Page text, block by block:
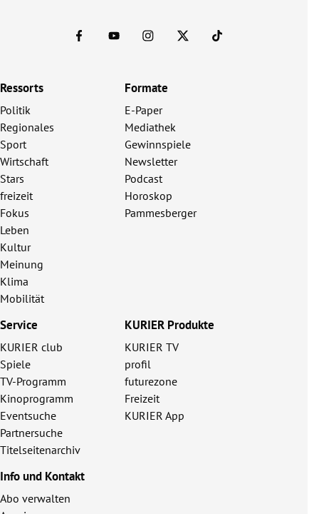
Ressorts
Politik
Regionales
Sport
Wirtschaft
Stars
freizeit
Fokus
Leben
Kultur
Meinung
Klima
Mobilität
Formate
E-Paper
Mediathek
Gewinnspiele
Newsletter
Podcast
Horoskop
Pammesberger
Service
KURIER club
Spiele
TV-Programm
Kinoprogramm
Eventsuche
Partnersuche
Titelseitenarchiv
KURIER Produkte
KURIER TV
profil
futurezone
Freizeit
KURIER App
Info und Kontakt
Abo verwalten